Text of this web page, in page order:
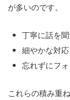
が多いのです。
丁寧に話を
細やかな対
忘れずにフ
これらの積み重